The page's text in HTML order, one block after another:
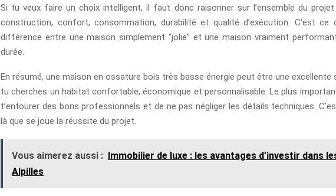
Si tu veux faire un choix intelligent, il faut donc raisonner sur l’ensemble du
construction, confort, consommation, durabilité et qualité d’exécution. C’est
différence entre une maison simplement “jolie” et une maison vraiment
durée.
En résumé, une maison en ossature bois très basse énergie peut être une excellente
tu cherches un habitat confortable, économique et personnalisable. Le plus
t’entourer des bons professionnels et de ne pas négliger les détails techniques.
là que se joue la réussite du projet.
Vous aimerez aussi : Immobilier de luxe : les avantages d’investir dans
Alpilles